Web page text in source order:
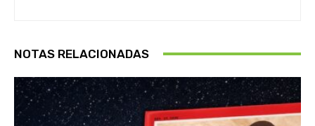
NOTAS RELACIONADAS